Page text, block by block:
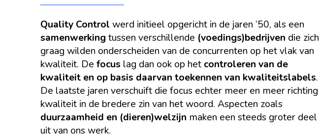
Quality Control werd initieel opgericht in de jaren ’50, als een
samenwerking tussen verschillende (voedings)bedrijven die zich
graag wilden onderscheiden van de concurrenten op het vlak van
kwaliteit. De focus lag dan ook op het controleren van de
kwaliteit en op basis daarvan toekennen van kwaliteitslabels.
De laatste jaren verschuift die focus echter meer en meer richting
kwaliteit in de bredere zin van het woord. Aspecten zoals
duurzaamheid en (dieren)welzijn maken een steeds groter deel
uit van ons werk.